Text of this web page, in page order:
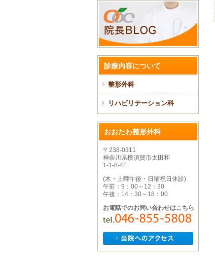
診療内容について
整形外科
リハビリテーション科
おおたわ整形外科
〒238-0311
神奈川県横須賀市太田和
1-1-8-4F
(木・土曜午後・日曜祝日休診)
午前：9：00～12：30
午後：14：30～18：00
お電話でのお問い合わせはこちら